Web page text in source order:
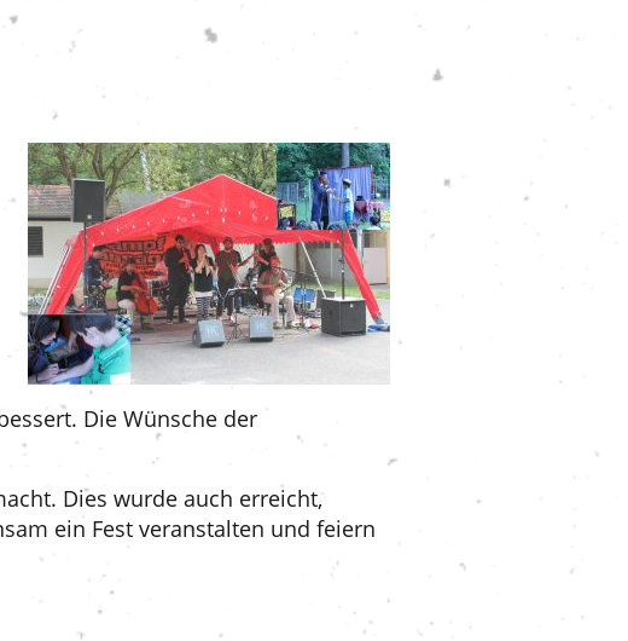
Die Wünsche der
Dies wurde auch erreicht,
ein Fest veranstalten und feiern